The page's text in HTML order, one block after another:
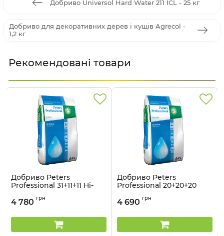
Добриво Universol Hard Water 211 ICL - 25 кг
Добриво для декоративних дерев і кущів Agrecol -
1,2 кг
Рекомендовані товари
Добриво Peters
Professional 31+11+11 Hi-
Артикул: 33015056
4 780 грн
Добриво Peters
Professional 20+20+20
Артикул: 33015058
4 690 грн